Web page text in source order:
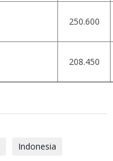
250.600
208.450
Indonesia